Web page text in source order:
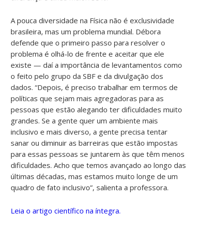
A pouca diversidade na Física não é exclusividade
brasileira, mas um problema mundial. Débora
defende que o primeiro passo para resolver o
problema é olhá-lo de frente e aceitar que ele
existe —daí a importância de levantamentos como
o feito pelo grupo da SBF e da divulgação dos
dados. “Depois, é preciso trabalhar em termos de
políticas que sejam mais agregadoras para as
pessoas que estão alegando ter dificuldades muito
grandes. Se a gente quer um ambiente mais
inclusivo e mais diverso, a gente precisa tentar
sanar ou diminuir as barreiras que estão impostas
para essas pessoas se juntarem às que têm menos
dificuldades. Acho que temos avançado ao longo das
últimas décadas, mas estamos muito longe de um
quadro de fato inclusivo”, salienta a professora.
Leia o artigo científico na íntegra.